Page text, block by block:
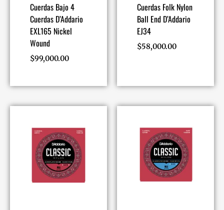
Cuerdas Bajo 4
Cuerdas D’Addario
EXL165 Nickel
Wound
$99,000.00
Cuerdas Folk Nylon
Ball End D’Addario
EJ34
$58,000.00